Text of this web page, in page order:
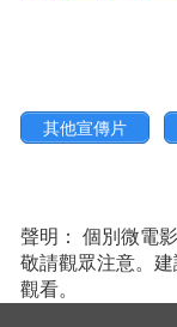
其他宣傳片
聲明： 個別微電
敬請觀眾注意。
觀看。